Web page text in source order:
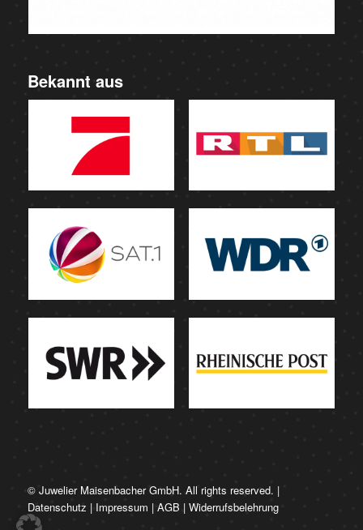
Bekannt aus
© Juwelier Maisenbacher GmbH. All rights reserved. |
Datenschutz | Impressum | AGB | Widerrufsbelehrung